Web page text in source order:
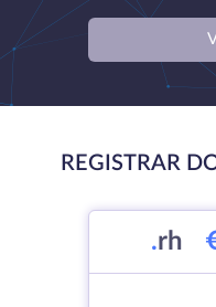
REGISTRAR
.rh